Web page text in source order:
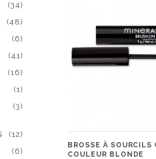
(34)
(48)
(6)
(41)
(16)
(1)
(3)
(12)
(6)
BROSSE À SOURCILS
COULEUR BLONDE